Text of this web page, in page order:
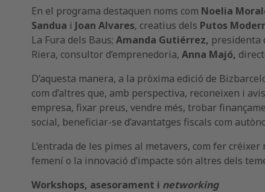
En el programa destaquen noms com Noelia
Sandua i Joan Alvares, creatius dels Putos
La Fura dels Baus; Amanda Gutiérrez, presidenta
Riera, consultor d’emprenedoria, Anna Majó,
D’aquesta manera, a la pròxima edició de
com d’altres que, amb perspectiva, reconeixen i
empresa, fixar preus, vendre més, trobar
social, beneficiar-se d’avantatges fiscals com
L’entrada de les pimes al metavers, com fer
femení o la innovació d’impacte són altres dels
Workshops, asesorament i networking